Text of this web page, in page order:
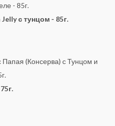
с тунцом - 85г.